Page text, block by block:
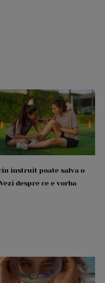
instruit poate salva o
despre ce e vorba